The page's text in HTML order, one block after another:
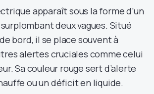
apparaît sous la forme d’un
deux vagues. Situé
bord, il se place souvent à
alertes cruciales comme celui
Sa couleur rouge sert d’alerte
ou un déficit en liquide.